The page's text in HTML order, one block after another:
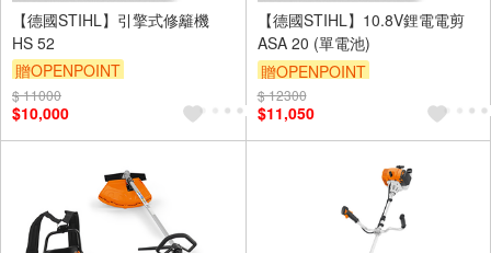
【德國STIHL】引擎式修籬機
HS 52
贈OPENPOINT
$ 11000
$10,000
【德國STIHL】10.8V鋰電電剪
ASA 20 (單電池)
贈OPENPOINT
$ 12300
$11,050